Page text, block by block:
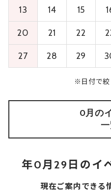
13 14 15
20 21 22
27 28 29
※日付で絞
0月の
年0月29日のイ
現在ご案内できる